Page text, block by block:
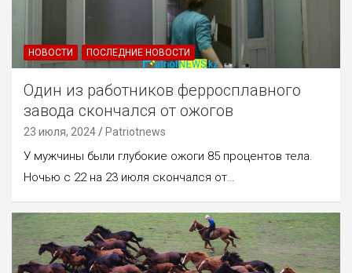
НОВОСТИ ПОСЛЕДНИЕ НОВОСТИ
Один из работников ферросплавного
завода скончался от ожогов
23 июля, 2024 Patriotnews
У мужчины были глубокие ожоги 85 процентов тела.
Ночью с 22 на 23 июля скончался от…